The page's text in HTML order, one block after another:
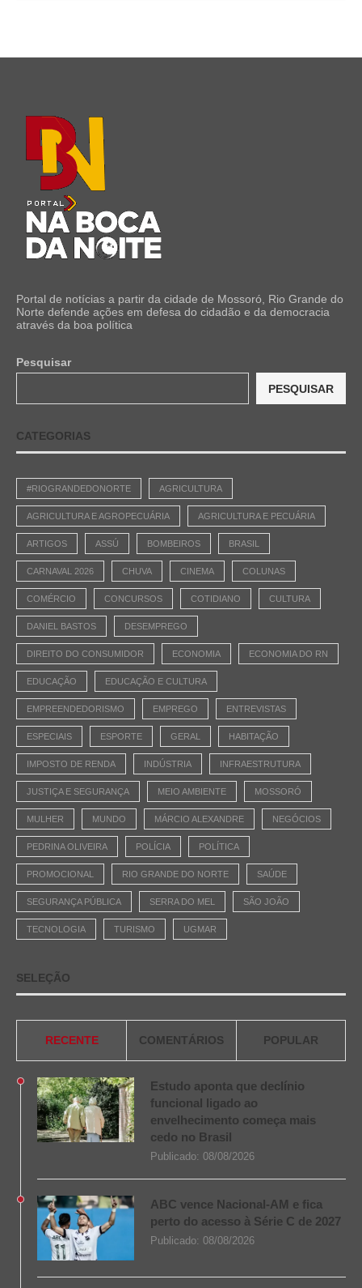
Portal de notícias a partir da cidade de Mossoró, Rio Grande do
Norte defende ações em defesa do cidadão e da democracia
através da boa política
Pesquisar
PESQUISAR
CATEGORIAS
#RIOGRANDEDONORTE AGRICULTURA
AGRICULTURA E AGROPECUÁRIA AGRICULTURA E PECUÁRIA
ARTIGOS ASSÚ BOMBEIROS BRASIL
CARNAVAL 2026 CHUVA CINEMA COLUNAS
COMÉRCIO CONCURSOS COTIDIANO CULTURA
DANIEL BASTOS DESEMPREGO
DIREITO DO CONSUMIDOR ECONOMIA ECONOMIA DO RN
EDUCAÇÃO EDUCAÇÃO E CULTURA
EMPREENDEDORISMO EMPREGO ENTREVISTAS
ESPECIAIS ESPORTE GERAL HABITAÇÃO
IMPOSTO DE RENDA INDÚSTRIA INFRAESTRUTURA
JUSTIÇA E SEGURANÇA MEIO AMBIENTE MOSSORÓ
MULHER MUNDO MÁRCIO ALEXANDRE NEGÓCIOS
PEDRINA OLIVEIRA POLÍCIA POLÍTICA
PROMOCIONAL RIO GRANDE DO NORTE SAÚDE
SEGURANÇA PÚBLICA SERRA DO MEL SÃO JOÃO
TECNOLOGIA TURISMO UGMAR
SELEÇÃO
RECENTE COMENTÁRIOS POPULAR
Estudo aponta que declínio
funcional ligado ao
envelhecimento começa mais
cedo no Brasil
Publicado: 08/08/2026
ABC vence Nacional-AM e fica
perto do acesso à Série C de 2027
Publicado: 08/08/2026